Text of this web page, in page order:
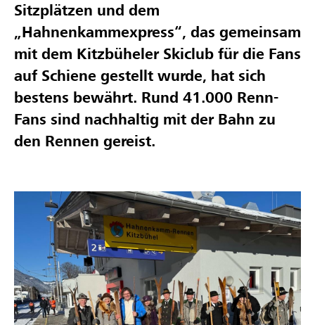
Sitzplätzen und dem
„Hahnenkammexpress“, das gemeinsam
mit dem Kitzbüheler Skiclub für die Fans
auf Schiene gestellt wurde, hat sich
bestens bewährt. Rund 41.000 Renn-
Fans sind nachhaltig mit der Bahn zu
den Rennen gereist.